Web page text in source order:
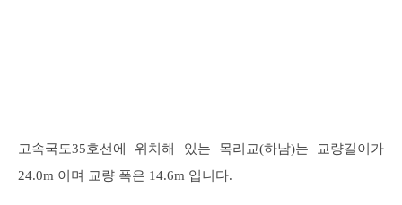
고속국도35호선에 위치해 있는 목리교(하남)는 교량길이가
24.0m 이며 교량 폭은 14.6m 입니다.